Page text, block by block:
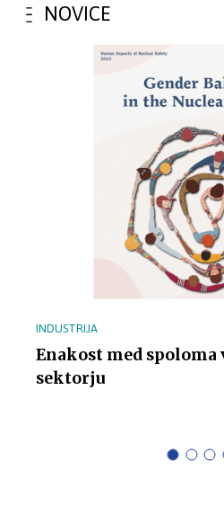
NOVICE
INDUSTRIJA
Enakost med spoloma
sektorju